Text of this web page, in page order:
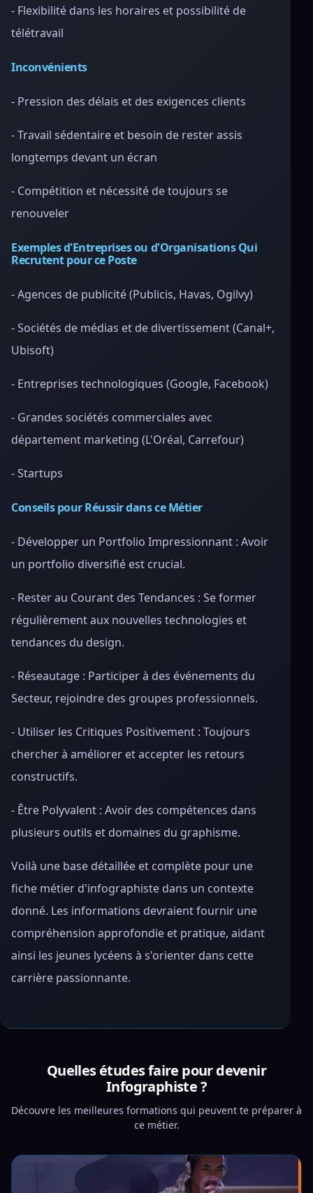
- Flexibilité dans les horaires et possibilité de
télétravail
Inconvénients
- Pression des délais et des exigences clients
- Travail sédentaire et besoin de rester assis
longtemps devant un écran
- Compétition et nécessité de toujours se
renouveler
Exemples d'Entreprises ou d'Organisations Qui
Recrutent pour ce Poste
- Agences de publicité (Publicis, Havas, Ogilvy)
- Sociétés de médias et de divertissement (Canal+,
Ubisoft)
- Entreprises technologiques (Google, Facebook)
- Grandes sociétés commerciales avec
département marketing (L'Oréal, Carrefour)
- Startups
Conseils pour Réussir dans ce Métier
- Développer un Portfolio Impressionnant : Avoir
un portfolio diversifié est crucial.
- Rester au Courant des Tendances : Se former
régulièrement aux nouvelles technologies et
tendances du design.
- Réseautage : Participer à des événements du
Secteur, rejoindre des groupes professionnels.
- Utiliser les Critiques Positivement : Toujours
chercher à améliorer et accepter les retours
constructifs.
- Être Polyvalent : Avoir des compétences dans
plusieurs outils et domaines du graphisme.
Voilà une base détaillée et complète pour une
fiche métier d'infographiste dans un contexte
donné. Les informations devraient fournir une
compréhension approfondie et pratique, aidant
ainsi les jeunes lycéens à s'orienter dans cette
carrière passionnante.
Quelles études faire pour devenir
Infographiste ?
Découvre les meilleures formations qui peuvent te préparer à
ce métier.